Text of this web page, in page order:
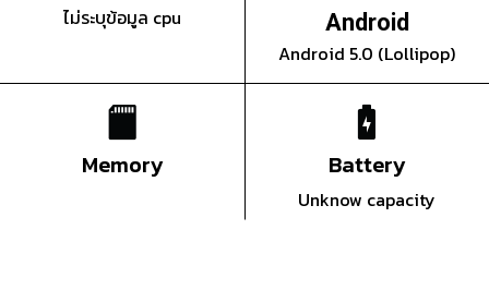
ไม่ระบุข้อมูล cpu Android
Android 5.0 (Lollipop)
Memory Battery
Unknow capacity